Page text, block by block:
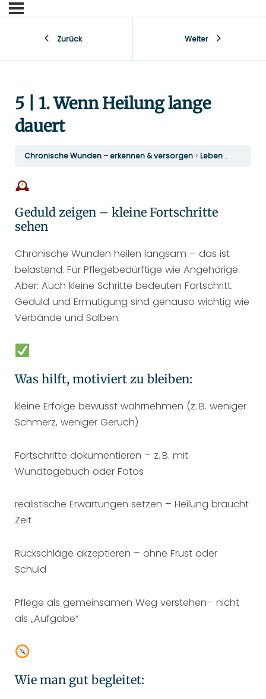
Zurück Weiter
5 | 1. Wenn Heilung lange
dauert
Chronische Wunden – erkennen & versorgen Leben mit chronischen Wunden
Geduld zeigen – kleine Fortschritte
sehen
Chronische Wunden heilen langsam – das ist
belastend. Für Pflegebedürftige wie Angehörige.
Aber: Auch kleine Schritte bedeuten Fortschritt.
Geduld und Ermutigung sind genauso wichtig wie
Verbände und Salben.
Was hilft, motiviert zu bleiben:
kleine Erfolge bewusst wahrnehmen (z. B. weniger
Schmerz, weniger Geruch)
Fortschritte dokumentieren – z. B. mit
Wundtagebuch oder Fotos
realistische Erwartungen setzen – Heilung braucht
Zeit
Rückschläge akzeptieren – ohne Frust oder
Schuld
Pflege als gemeinsamen Weg verstehen– nicht
als „Aufgabe“
Wie man gut begleitet: